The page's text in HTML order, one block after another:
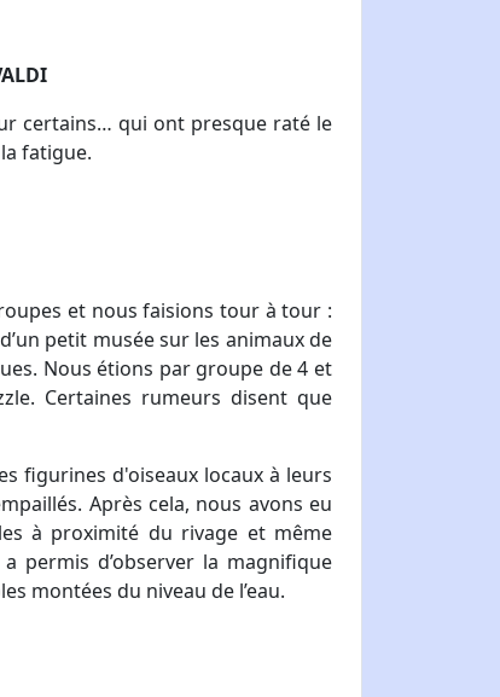
certains… qui ont presque raté le
fatigue.
et nous faisions tour à tour :
petit musée sur les animaux de
Nous étions par groupe de 4 et
Certaines rumeurs disent que
figurines d'oiseaux locaux à leurs
Après cela, nous avons eu
à proximité du rivage et même
permis d’observer la magnifique
montées du niveau de l’eau.